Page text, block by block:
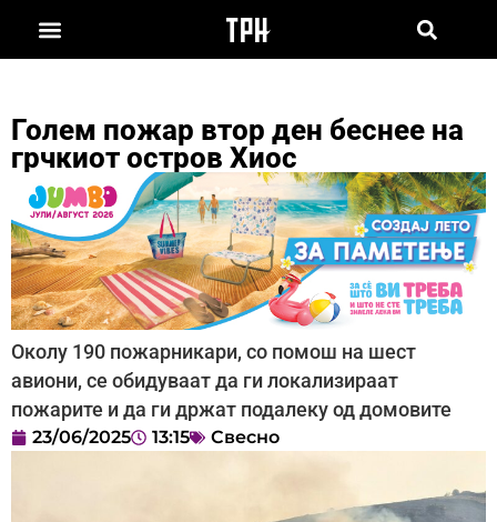
Голем пожар втор ден беснее на
грчкиот остров Хиос
Околу 190 пожарникари, со помош на шест
авиони, се обидуваат да ги локализираат
пожарите и да ги држат подалеку од домовите
23/06/2025 13:15 Свесно